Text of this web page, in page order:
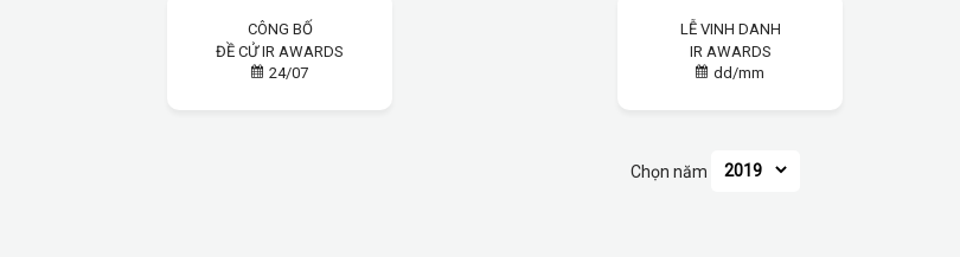
CÔNG BỐ
ĐỀ CỬ IR AWARDS
24/07
LỄ VINH DANH
IR AWARDS
dd/mm
Chọn năm